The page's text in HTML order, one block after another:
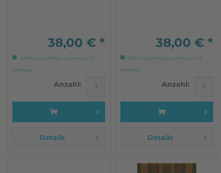
38,00 € *
Sofort versandfertig, Lieferzeit ca. 1-3
Werktage
Anzahl:
Details
38,00 € *
Sofort versandfertig, Lieferzeit ca. 1-3
Werktage
Anzahl:
Details